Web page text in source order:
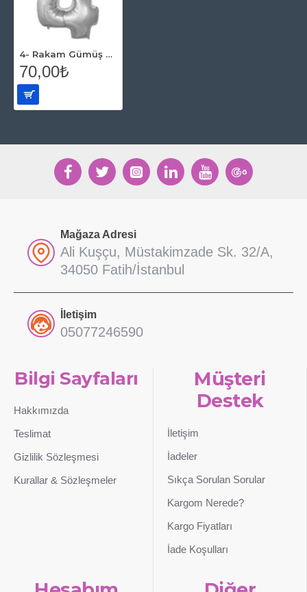
4- Rakam Gümüş Renk Balon 76 Cm
70,00₺
Mağaza Adresi
Ali Kuşçu, Müstakimzade Sk. 32/A,
34050 Fatih/İstanbul
İletişim
05077246590
Bilgi Sayfaları
Hakkımızda
Teslimat
Gizlilik Sözleşmesi
Kurallar & Sözleşmeler
Müşteri
Destek
İletişim
İadeler
Sıkça Sorulan Sorular
Kargom Nerede?
Kargo Fiyatları
İade Koşulları